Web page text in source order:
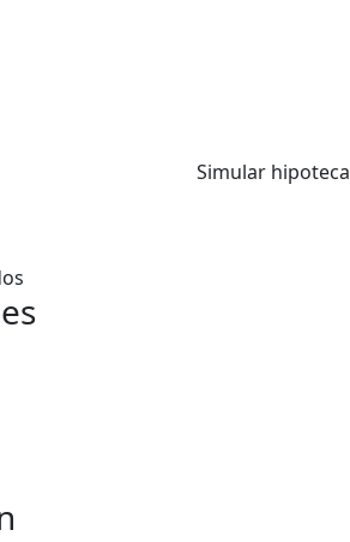
Simular hipoteca